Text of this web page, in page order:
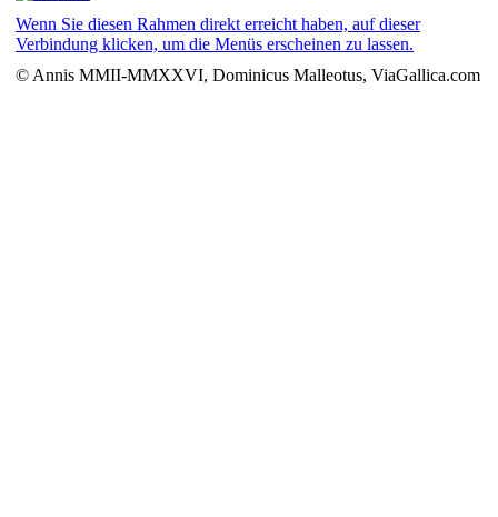
Wenn Sie diesen Rahmen direkt erreicht haben, auf dieser
Verbindung klicken, um die Menüs erscheinen zu lassen.
© Annis MMII-MMXXVI, Dominicus Malleotus, ViaGallica.com